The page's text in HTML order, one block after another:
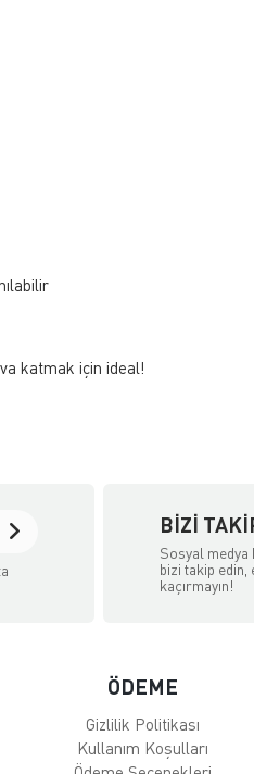
katmak için ideal!
BIZI
Sosyal medya
bizi takip edin,
kaçırmayın!
ÖDEME
Gizlilik Politikası
Kullanım Koşulları